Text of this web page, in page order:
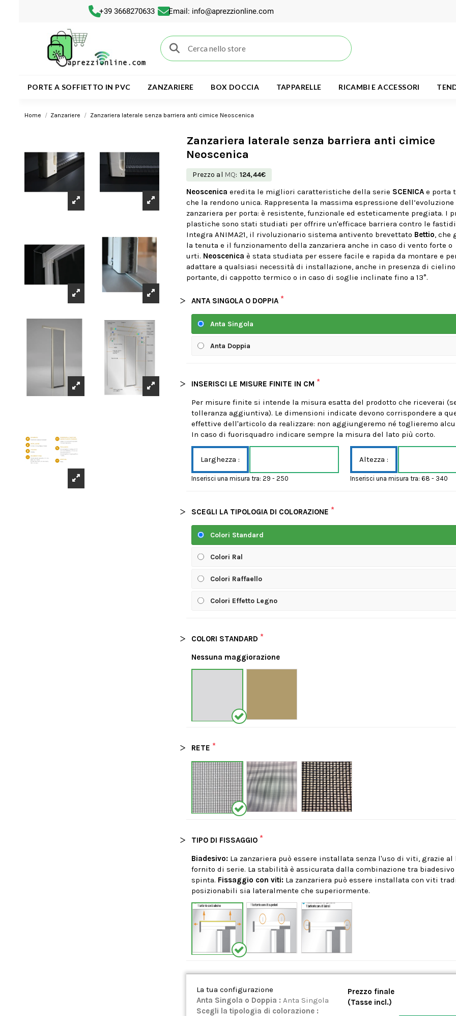
+39 3668270633 Email: info@aprezzionline.com
PORTE A SOFFIETTO IN PVC ZANZARIERE BOX DOCCIA TAPPARELLE RICAMBI E ACCESSORI
Home Zanzariere Zanzariera laterale senza barriera anti cimice Neoscenica
Zanzariera laterale senza barriera anti cimice
Neoscenica
Prezzo al MQ: 124,44€
Neoscenica eredita le migliori caratteristiche della serie SCENICAe porta
che la rendono unica. Rappresenta la massima espressione
zanzariera per porta: è resistente, funzionale ed esteticamente pregiata. I
plastiche sono stati studiati per offrire un'efficace barriera contro le
Integra ANIMA21, il rivoluzionario sistema antivento brevettato Bettio ,
la tenuta e il funzionamento della zanzariera anche in caso di vento forte o
urti. Neoscenica è stata studiata per essere facile e rapida da montare e
adattare a qualsiasi necessità di installazione, anche in presenza di
portante, di cappotto termico o in caso di soglie inclinate fino a 13°.
ANTA SINGOLA O DOPPIA *
Anta Singola
Anta Doppia
INSERISCI LE MISURE FINITE IN CM *
Per misure finite si intende la misura esatta del prodotto che riceverai
tolleranza aggiuntiva). Le dimensioni indicate devono corrispondere a
effettive dell'articolo da realizzare: non aggiungeremo né toglieremo
In caso di fuorisquadro indicare sempre la misura del lato più corto.
Larghezza :
Inserisci una misura tra: 29 - 250
Altezza :
Inserisci una misura tra: 68 - 340
SCEGLI LA TIPOLOGIA DI COLORAZIONE *
Colori Standard
Colori Ral
Colori Raffaello
Colori Effetto Legno
COLORI STANDARD *
Nessuna maggiorazione
RETE *
TIPO DI FISSAGGIO *
Biadesivo: La zanzariera può essere installata senza l'uso di viti, grazie al
fornito di serie. La stabilità è assicurata dalla combinazione tra
spinta. Fissaggio con viti:La zanzariera può essere installata con viti
posizionabili sia lateralmente che superiormente.
La tua configurazione
Anta Singola o Doppia : Anta Singola
Scegli la tipologia di colorazione :
Prezzo finale
(Tasse incl.)